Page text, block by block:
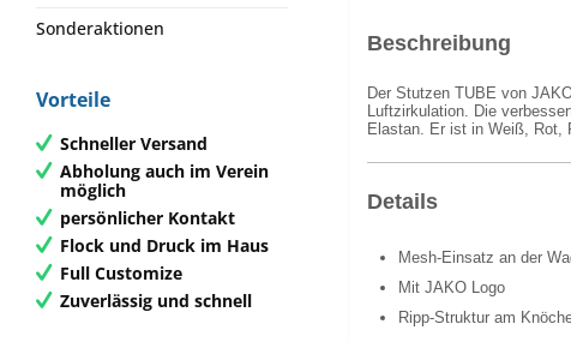
Sonderaktionen
Vorteile
Schneller Versand
Abholung auch im Verein
möglich
persönlicher Kontakt
Flock und Druck im Haus
Full Customize
Zuverlässig und schnell
Beschreibung
Der Stutzen TUBE von
Luftzirkulation. Die
Elastan. Er ist in Weiß, Rot,
Details
Mesh-Einsatz an der
Mit JAKO Logo
Ripp-Struktur am